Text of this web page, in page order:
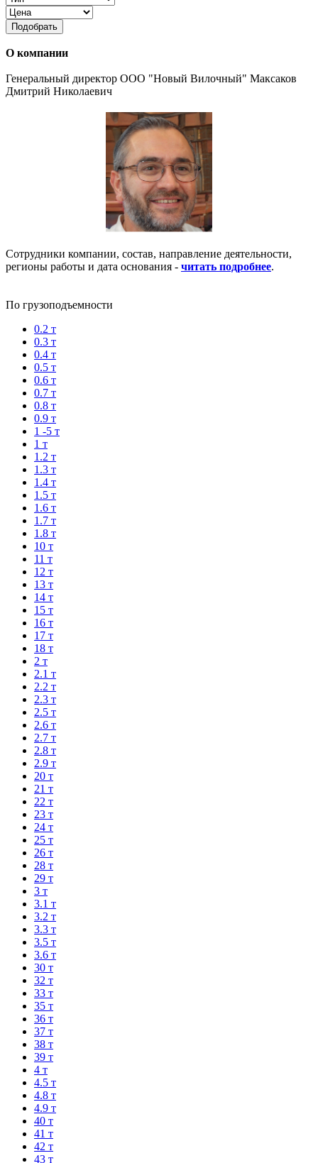
Подобрать
О компании
Генеральный директор ООО "Новый Вилочный" Максаков
Дмитрий Николаевич
Сотрудники компании, состав, направление деятельности,
регионы работы и дата основания - читать подробнее.
По грузоподъемности
0.2 т
0.3 т
0.4 т
0.5 т
0.6 т
0.7 т
0.8 т
0.9 т
1 -5 т
1 т
1.2 т
1.3 т
1.4 т
1.5 т
1.6 т
1.7 т
1.8 т
10 т
11 т
12 т
13 т
14 т
15 т
16 т
17 т
18 т
2 т
2.1 т
2.2 т
2.3 т
2.5 т
2.6 т
2.7 т
2.8 т
2.9 т
20 т
21 т
22 т
23 т
24 т
25 т
26 т
28 т
29 т
3 т
3.1 т
3.2 т
3.3 т
3.5 т
3.6 т
30 т
32 т
33 т
35 т
36 т
37 т
38 т
39 т
4 т
4.5 т
4.8 т
4.9 т
40 т
41 т
42 т
43 т